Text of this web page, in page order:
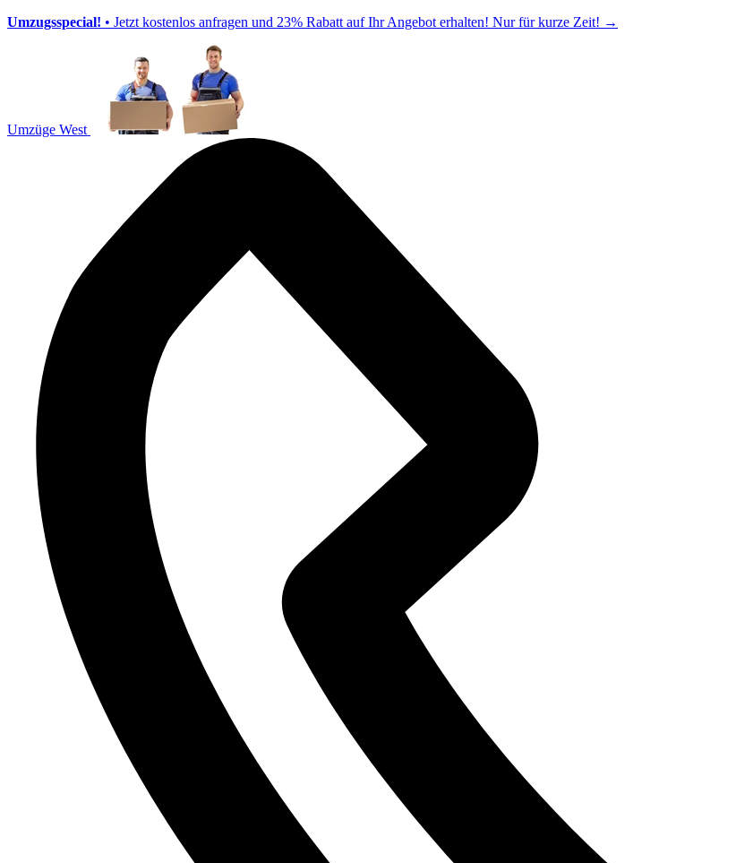
Umzugsspecial! • Jetzt kostenlos anfragen und 23% Rabatt auf Ihr Angebot erhalten! Nur für kurze Zeit! →
Umzüge West